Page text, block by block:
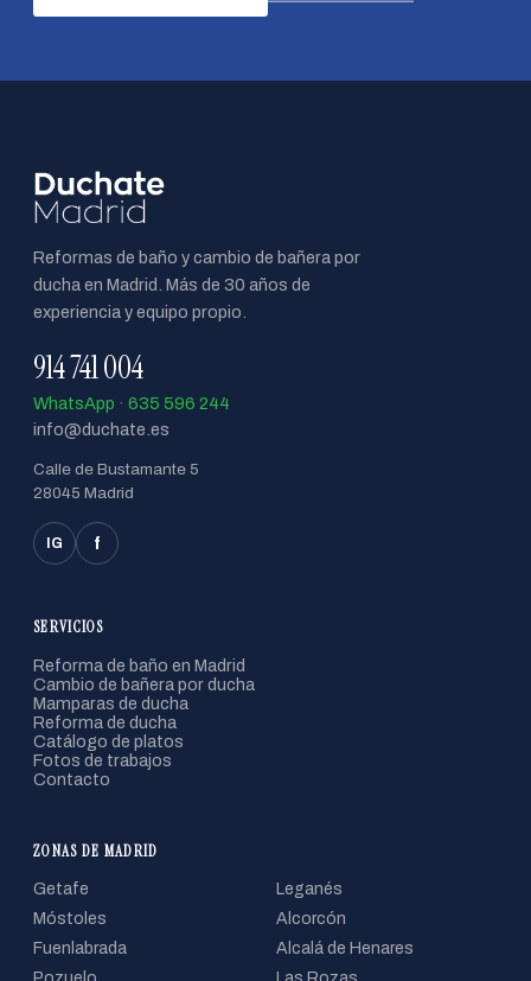
Reformas de baño y cambio de bañera por
ducha en Madrid. Más de 30 años de
experiencia y equipo propio.
914 741 004
WhatsApp · 635 596 244
info@duchate.es
Calle de Bustamante 5
28045 Madrid
IG f
SERVICIOS
Reforma de baño en Madrid
Cambio de bañera por ducha
Mamparas de ducha
Reforma de ducha
Catálogo de platos
Fotos de trabajos
Contacto
ZONAS DE MADRID
Getafe
Leganés
Móstoles
Alcorcón
Fuenlabrada
Alcalá de Henares